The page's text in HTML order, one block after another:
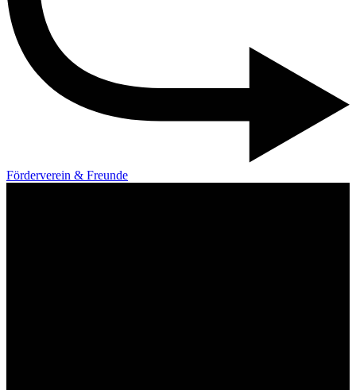
Förderverein & Freunde